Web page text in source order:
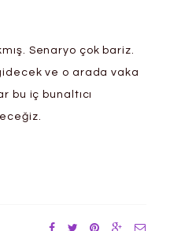
Senaryo çok bariz.
ve o arada vaka
bu iç bunaltıcı